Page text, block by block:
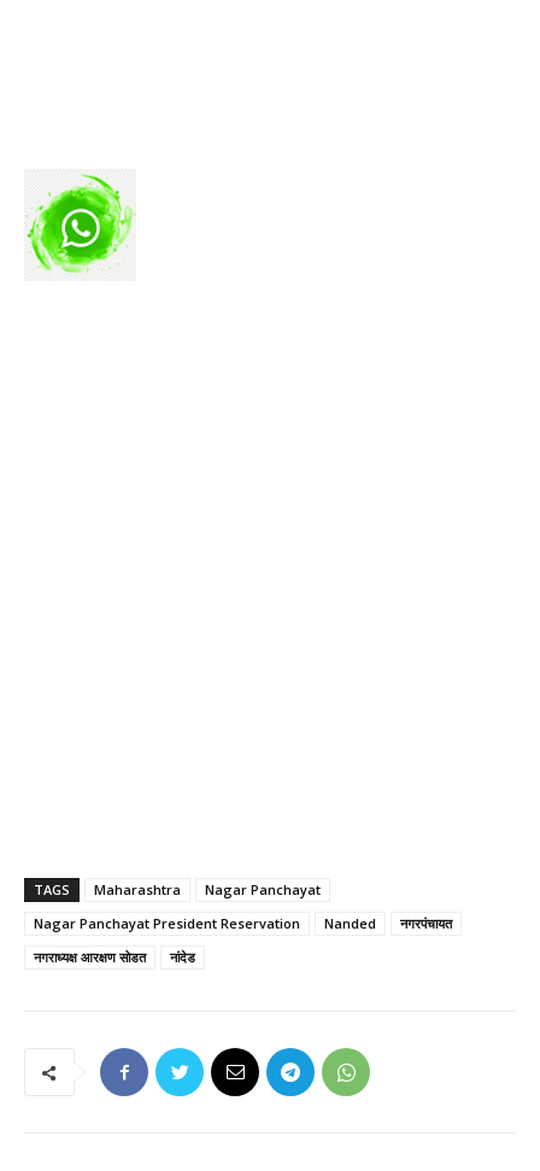
TAGS Maharashtra
Nagar Panchayat
Nagar Panchayat President Reservation
Nanded
नगरपंचायत
नगराध्यक्ष आरक्षण सोडत
नांदेड